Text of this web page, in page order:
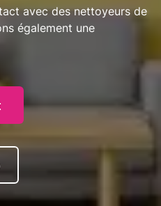
avec des nettoyeurs de
également une